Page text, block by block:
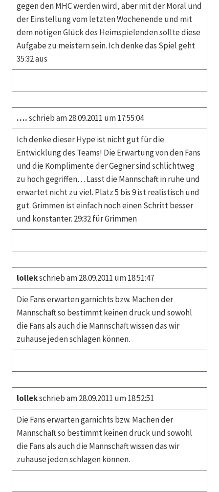
gegen den MHC werden wird, aber mit der Moral und
der Einstellung vom letzten Wochenende und mit
dem nötigen Glück des Heimspielenden sollte diese
Aufgabe zu meistern sein. Ich denke das Spiel geht
35:32 aus
….schrieb am 28.09.2011 um 17:55:04
Ich denke dieser Hype ist nicht gut für die
Entwicklung des Teams! Die Erwartung von den Fans
und die Komplimente der Gegner sind schlichtweg
zu hoch gegriffen… Lasst die Mannschaft in ruhe und
erwartet nicht zu viel. Platz 5 bis 9 ist realistisch und
gut. Grimmen ist einfach noch einen Schritt besser
und konstanter. 29:32 für Grimmen
lollekschrieb am 28.09.2011 um 18:51:47
Die Fans erwarten garnichts bzw. Machen der
Mannschaft so bestimmt keinen druck und sowohl
die Fans als auch die Mannschaft wissen das wir
zuhause jeden schlagen können.
lollekschrieb am 28.09.2011 um 18:52:51
Die Fans erwarten garnichts bzw. Machen der
Mannschaft so bestimmt keinen druck und sowohl
die Fans als auch die Mannschaft wissen das wir
zuhause jeden schlagen können.